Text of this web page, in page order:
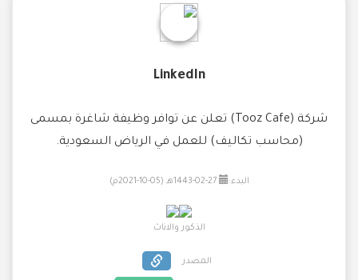
LinkedIn
شركة (Tooz Cafe) تعلن عن توافر وظيفة شاغرة بمسمى
(محاسب تكاليف) للعمل في الرياض السعودية.
البدء: 27-02-1443هـ (05-10-2021م)
الذكور والاناث
المصدر